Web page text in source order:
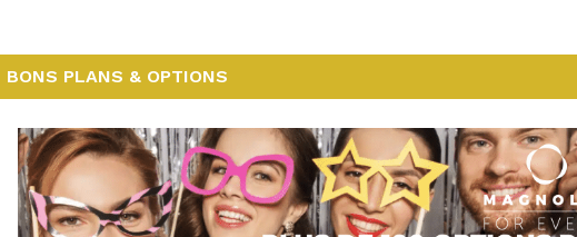
BONS PLANS & OPTIONS